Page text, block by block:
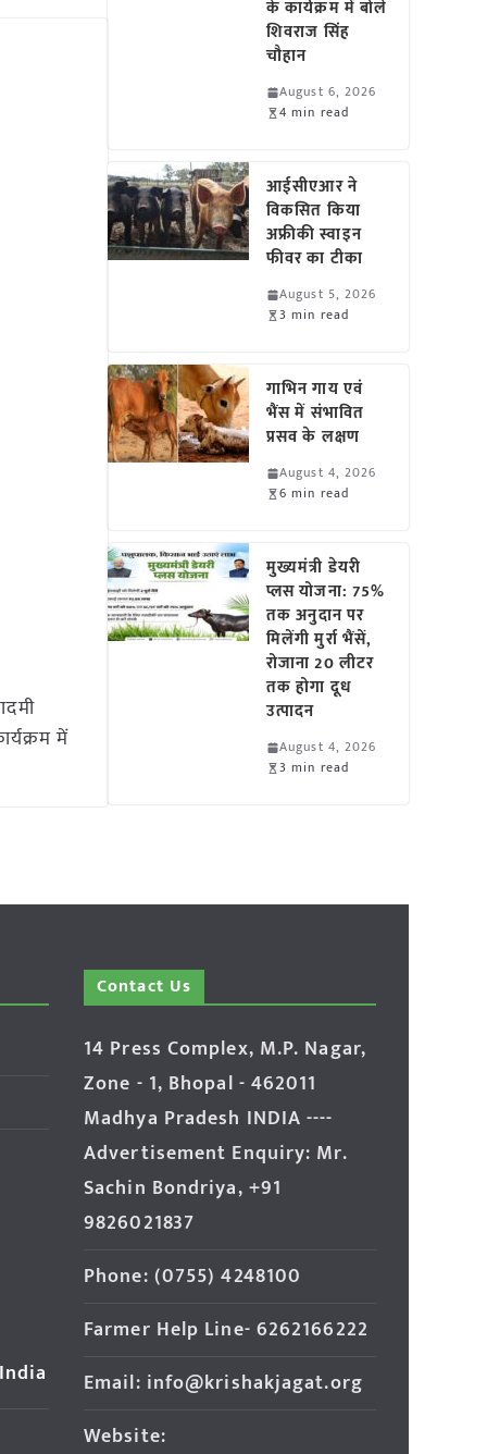
में
के कार्यक्रम में बोले
शिवराज सिंह
चौहान
August 6, 2026
4 min read
आईसीएआर ने
विकसित किया
अफ्रीकी स्वाइन
फीवर का टीका
August 5, 2026
3 min read
गाभिन गाय एवं
भैंस में संभावित
प्रसव के लक्षण
August 4, 2026
6 min read
मुख्यमंत्री डेयरी
प्लस योजना: 75%
तक अनुदान पर
मिलेंगी मुर्रा भैंसें,
रोजाना 20 लीटर
तक होगा दूध
उत्पादन
August 4, 2026
3 min read
Contact Us
14 Press Complex, M.P. Nagar,
Zone - 1, Bhopal - 462011
Madhya Pradesh INDIA ----
Advertisement Enquiry: Mr.
Sachin Bondriya, +91
9826021837
Phone: (0755) 4248100
Farmer Help Line- 6262166222
Email: info@krishakjagat.org
Website: